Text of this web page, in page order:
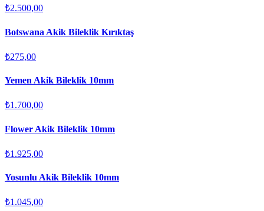
₺2.500,00
Botswana Akik Bileklik Kırıktaş
₺275,00
Yemen Akik Bileklik 10mm
₺1.700,00
Flower Akik Bileklik 10mm
₺1.925,00
Yosunlu Akik Bileklik 10mm
₺1.045,00